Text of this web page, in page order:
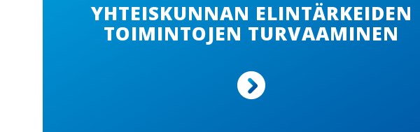
YHTEISKUNNAN ELINTÄRKEIDEN
TOIMINTOJEN TURVAAMINEN